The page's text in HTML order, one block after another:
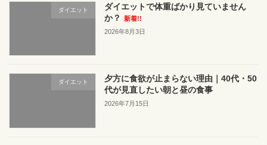
ダイエット
ダイエットで体重ばかり見ていません
か？
新着!!
2026年8月3日
ダイエット
夕方に食欲が止まらない理由｜40代・50
代が見直したい朝と昼の食事
2026年7月15日